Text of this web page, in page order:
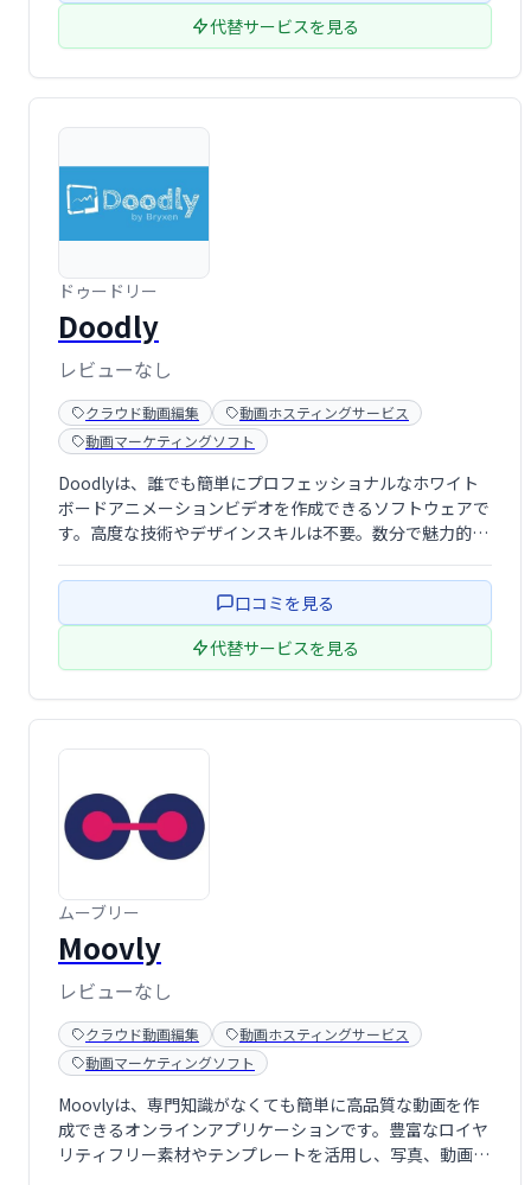
代替サービスを見る
ドゥードリー
Doodly
レビューなし
クラウド動画編集
動画ホスティングサービス
動画マーケティングソフト
Doodlyは、誰でも簡単にプロフェッショナルなホワイト
ボードアニメーションビデオを作成できるソフトウェアで
す。高度な技術やデザインスキルは不要。数分で魅力的な
用できます。
口コミを見る
代替サービスを見る
ムーブリー
Moovly
レビューなし
クラウド動画編集
動画ホスティングサービス
動画マーケティングソフト
Moovlyは、専門知識がなくても簡単に高品質な動画を作
成できるオンラインアプリケーションです。豊富なロイヤ
リティフリー素材やテンプレートを活用し、写真、動画、